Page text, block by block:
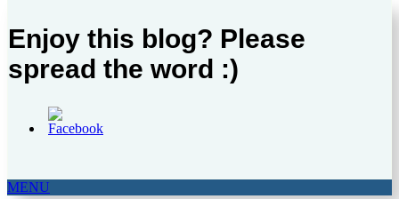
Enjoy this blog? Please
spread the word :)
MENU